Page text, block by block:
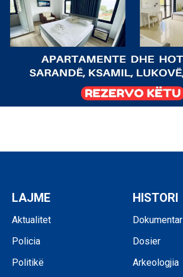
LAJME
Aktualitet
Policia
Politikë
HISTORI
Dokumentar
Dosier
Arkeologjia